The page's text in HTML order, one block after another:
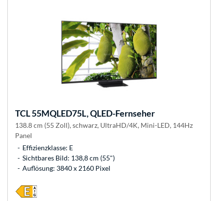
TCL55MQLED75L, QLED-Fernseher
138.8 cm (55 Zoll), schwarz, UltraHD/4K, Mini-LED, 144Hz
Panel
Effizienzklasse: E
Sichtbares Bild: 138,8 cm (55")
Auflösung: 3840 x 2160 Pixel